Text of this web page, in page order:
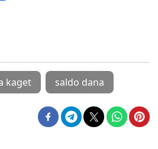
kaget saldo dana